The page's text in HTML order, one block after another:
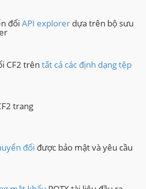
đổi API explorer dựa trên bộ sưu
CF2 trên tất cả các định dạng tệp
trang
đổi được bảo mật và yêu cầu